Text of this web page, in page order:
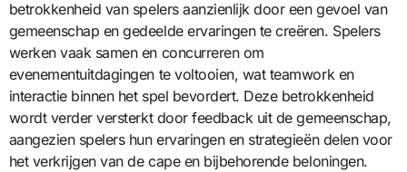
betrokkenheid van spelers aanzienlijk door een gevoel van
gemeenschap en gedeelde ervaringen te creëren. Spelers
werken vaak samen en concurreren om
evenementuitdagingen te voltooien, wat teamwork en
interactie binnen het spel bevordert. Deze betrokkenheid
wordt verder versterkt door feedback uit de gemeenschap,
aangezien spelers hun ervaringen en strategieën delen voor
het verkrijgen van de cape en bijbehorende beloningen.